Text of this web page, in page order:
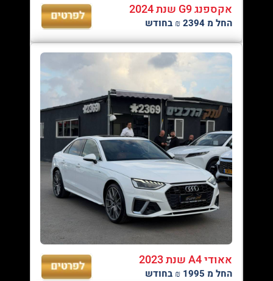
אקספנג G9 שנת 2024
החל מ 2394 ₪ בחודש
אאודי A4 שנת 2023
החל מ 1995 ₪ בחודש